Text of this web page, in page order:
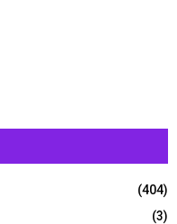
(404)
(3)